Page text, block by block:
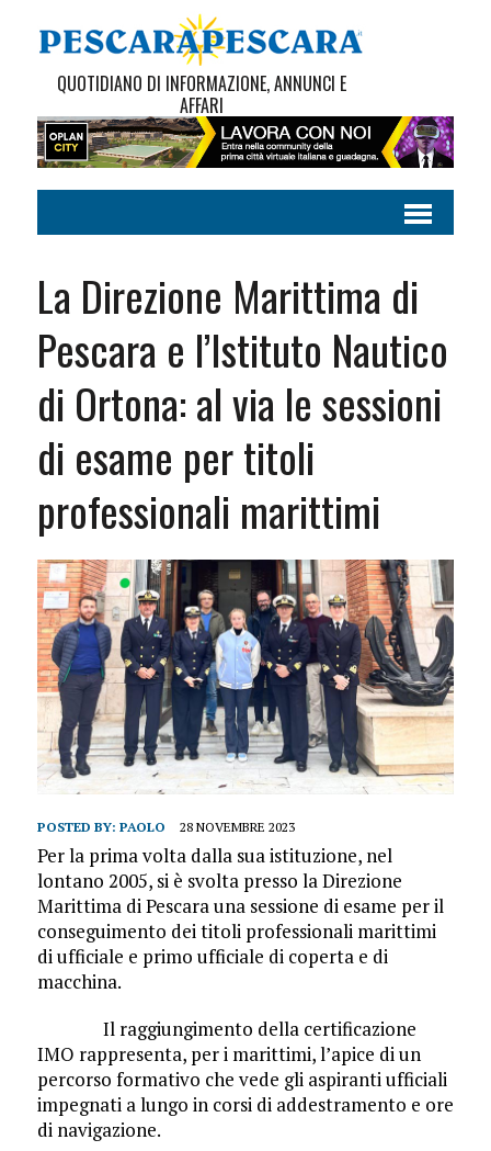
QUOTIDIANO DI INFORMAZIONE, ANNUNCI E
AFFARI
La Direzione Marittima di
Pescara e l’Istituto Nautico
di Ortona: al via le sessioni
di esame per titoli
professionali marittimi
POSTED BY: PAOLO 28 NOVEMBRE 2023
Per la prima volta dalla sua istituzione, nel
lontano 2005, si è svolta presso la Direzione
Marittima di Pescara una sessione di esame per il
conseguimento dei titoli professionali marittimi
di ufficiale e primo ufficiale di coperta e di
macchina.
Il raggiungimento della certificazione
IMO rappresenta, per i marittimi, l’apice di un
percorso formativo che vede gli aspiranti ufficiali
impegnati a lungo in corsi di addestramento e ore
di navigazione.